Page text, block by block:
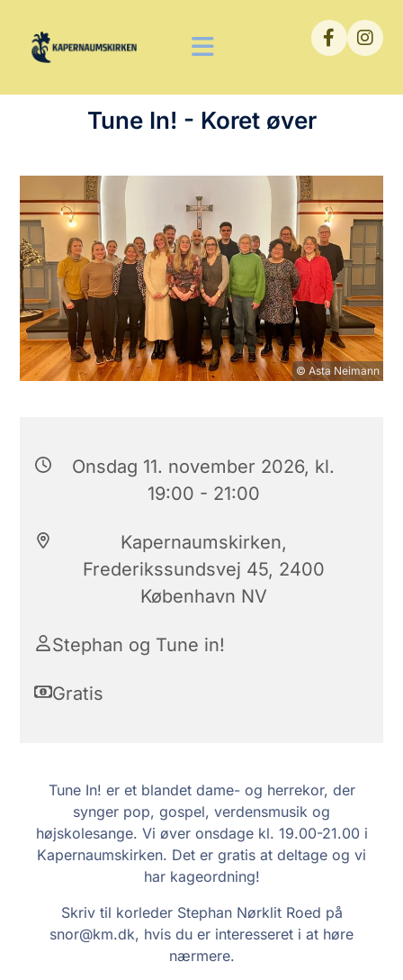
Tune In! - Koret øver
© Asta Neimann
Onsdag 11. november 2026, kl.
19:00 - 21:00
Kapernaumskirken,
Frederikssundsvej 45, 2400
København NV
Stephan og Tune in!
Gratis
Tune In! er et blandet dame- og herrekor, der
synger pop, gospel, verdensmusik og
højskolesange. Vi øver onsdage kl. 19.00-21.00 i
Kapernaumskirken. Det er gratis at deltage og vi
har kageordning!
Skriv til korleder Stephan Nørklit Roed på
snor@km.dk, hvis du er interesseret i at høre
nærmere.